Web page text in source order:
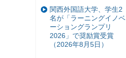
関西外国語大学、学生2
名が「ラーニングイノベ
ーショングランプリ
2026」で奨励賞受賞
（2026年8月5日）